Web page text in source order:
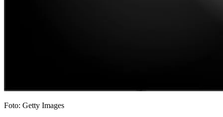
Foto: Getty Images